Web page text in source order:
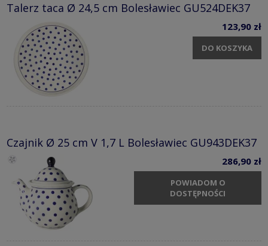
Talerz taca Ø 24,5 cm Bolesławiec GU524DEK37
123,90 zł
DO KOSZYKA
Czajnik Ø 25 cm V 1,7 L Bolesławiec GU943DEK37
286,90 zł
POWIADOM O
DOSTĘPNOŚCI